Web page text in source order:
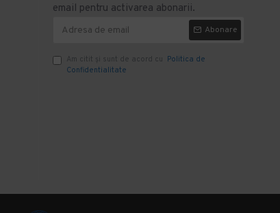
email pentru activarea abonarii.
Abonare
Am citit şi sunt de acord cu Politica de
Confidentialitate